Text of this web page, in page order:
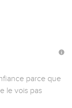
parce que
le vois pas